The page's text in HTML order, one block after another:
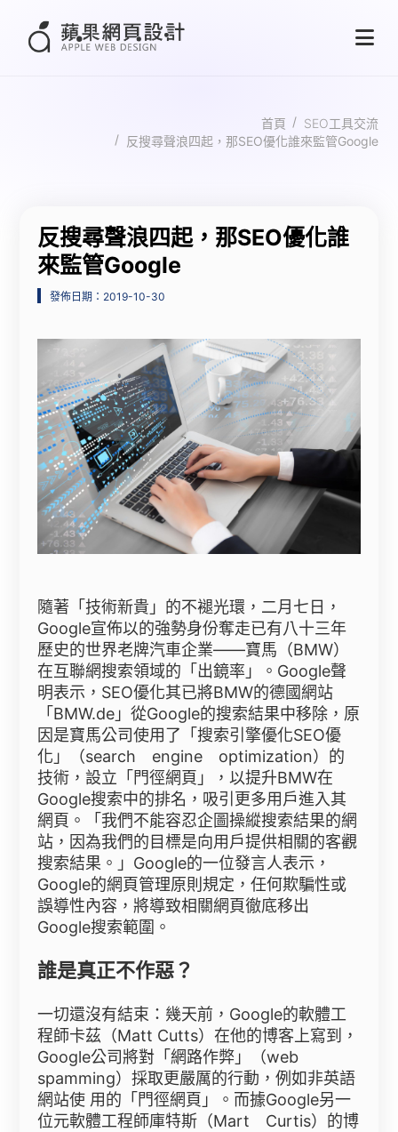
首頁
SEO工具交流
反搜尋聲浪四起，那SEO優化誰來監管Google
反搜尋聲浪四起，那SEO優化誰
來監管Google
發佈日期：2019-10-30
隨著「技術新貴」的不褪光環，二月七日，
Google宣佈以的強勢身份奪走已有八十三年
歷史的世界老牌汽車企業——寶馬（BMW）
在互聯網搜索領域的「出鏡率」。Google聲
明表示，SEO優化其已將BMW的德國網站
「BMW.de」從Google的搜索結果中移除，原
因是寶馬公司使用了「搜索引擎優化SEO優
化」（search engine optimization）的
技術，設立「門徑網頁」，以提升BMW在
Google搜索中的排名，吸引更多用戶進入其
網頁。「我們不能容忍企圖操縱搜索結果的網
站，因為我們的目標是向用戶提供相關的客觀
搜索結果。」Google的一位發言人表示，
Google的網頁管理原則規定，任何欺騙性或
誤導性內容，將導致相關網頁徹底移出
Google搜索範圍。
誰是真正不作惡？
一切還沒有結束：幾天前，Google的軟體工
程師卡茲（Matt Cutts）在他的博客上寫到，
Google公司將對「網路作弊」（web
spamming）採取更嚴厲的行動，例如非英語
網站使 用的「門徑網頁」。而據Google另一
位元軟體工程師庫特斯（Mart Curtis）的博